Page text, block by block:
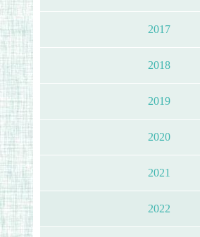
2017
2018
2019
2020
2021
2022